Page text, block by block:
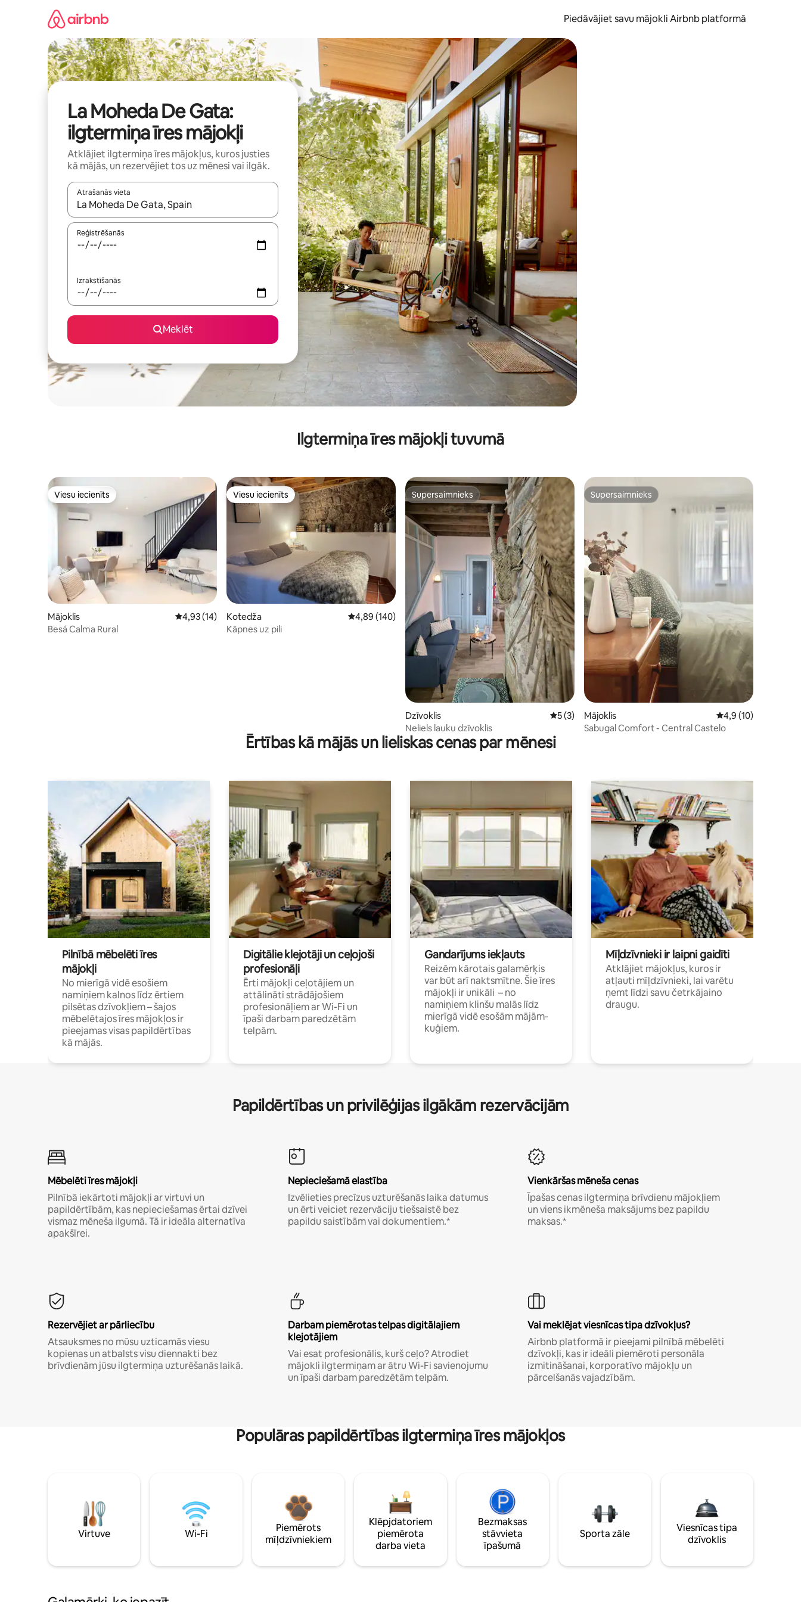
Piedāvājiet savu mājokli Airbnb platformā
La Moheda De Gata:
ilgtermiņa īres mājokļi
Atklājiet ilgtermiņa īres mājokļus, kuros justies
kā mājās, un rezervējiet tos uz mēnesi vai ilgāk.
Atrašanās vieta
Kad rezultāti kļūs pieejami, izmantojiet bultiņu uz augšu un uz leju vai izpētiet tos, pieskaroties ekrānam vai pavelkot pa to ar pirkstu.
Reģistrēšanās
Izrakstīšanās
Meklēt
Ilgtermiņa īres mājokļi tuvumā
Viesu iecienīts
Viesu iecienīts
Mājoklis Vidējais vērtējums: 4,93 no 5, atsauksmju skaits: 14
4,93 (14)
Besá Calma Rural
Viesu iecienīts
Viesu iecienīts
Kotedža Vidējais vērtējums: 4,89 no 5, atsauksmju skaits: 140
4,89 (140)
Kāpnes uz pili
Supersaimnieks
Supersaimnieks
Dzīvoklis Vidējais vērtējums: 5 no 5, atsauksmju skaits: 3
5 (3)
Neliels lauku dzīvoklis
Supersaimnieks
Supersaimnieks
Mājoklis Vidējais vērtējums:
4,9 (10)
Sabugal Comfort - Central Castelo
Ērtības kā mājās un lieliskas cenas par mēnesi
Pilnībā mēbelēti īres
mājokļi
No mierīgā vidē esošiem
namiņiem kalnos līdz ērtiem
pilsētas dzīvokļiem – šajos
mēbelētajos īres mājokļos ir
pieejamas visas papildērtības
kā mājās.
Digitālie klejotāji un ceļojoši
profesionāļi
Ērti mājokļi ceļotājiem un
attālināti strādājošiem
profesionāļiem ar Wi-Fi un
īpaši darbam paredzētām
telpām.
Gandarījums iekļauts
Reizēm kārotais galamērķis
var būt arī naktsmītne. Šie īres
mājokļi ir unikāli – no
namiņiem klinšu malās līdz
mierīgā vidē esošām mājām-
kuģiem.
Mīļdzīvnieki ir laipni gaidīti
Atklājiet mājokļus, kuros ir
atļauti mīļdzīvnieki, lai varētu
ņemt līdzi savu četrkājaino
draugu.
Papildērtības un privilēģijas ilgākām rezervācijām
Mēbelēti īres mājokļi
Pilnībā iekārtoti mājokļi ar virtuvi un
papildērtībām, kas nepieciešamas ērtai dzīvei
vismaz mēneša ilgumā. Tā ir ideāla alternatīva
apakšīrei.
Nepieciešamā elastība
Izvēlieties precīzus uzturēšanās laika datumus
un ērti veiciet rezervāciju tiešsaistē bez
papildu saistībām vai dokumentiem.*
Vienkāršas mēneša cenas
Īpašas cenas ilgtermiņa brīvdienu mājokļiem
un viens ikmēneša maksājums bez papildu
maksas.*
Rezervējiet ar pārliecību
Atsauksmes no mūsu uzticamās viesu
kopienas un atbalsts visu diennakti bez
brīvdienām jūsu ilgtermiņa uzturēšanās laikā.
Darbam piemērotas telpas digitālajiem
klejotājiem
Vai esat profesionālis, kurš ceļo? Atrodiet
mājokli ilgtermiņam ar ātru Wi-Fi savienojumu
un īpaši darbam paredzētām telpām.
Vai meklējat viesnīcas tipa dzīvokļus?
Airbnb platformā ir pieejami pilnībā mēbelēti
dzīvokļi, kas ir ideāli piemēroti personāla
izmitināšanai, korporatīvo mājokļu un
pārcelšanās vajadzībām.
Populāras papildērtības ilgtermiņa īres mājokļos
Virtuve Wi-Fi
Piemērots
mīļdzīvniekiem
Klēpjdatoriem
piemērota
darba vieta
Bezmaksas
stāvvieta
īpašumā
Sporta zāle
Viesnīcas tipa
dzīvoklis